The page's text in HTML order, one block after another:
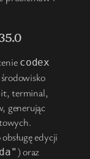
codex
terminal,
generując
edycji
da" ) oraz